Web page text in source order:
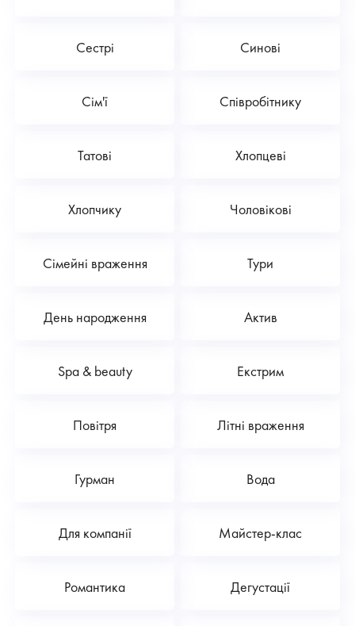
Сестрі Синові
Сім'ї Співробітнику
Татові Хлопцеві
Хлопчику Чоловікові
Сімейні враження Тури
День народження Актив
Spa & beauty Екстрим
Повітря Літні враження
Гурман Вода
Для компанії Майстер-клас
Романтика Дегустації